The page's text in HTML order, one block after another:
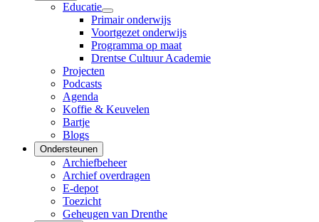
Educatie
Primair onderwijs
Voortgezet onderwijs
Programma op maat
Drentse Cultuur Academie
Projecten
Podcasts
Agenda
Koffie & Keuvelen
Bartje
Blogs
Ondersteunen
Archiefbeheer
Archief overdragen
E-depot
Toezicht
Geheugen van Drenthe